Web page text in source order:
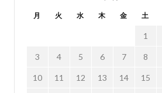
月 火 水 木 金 土
1
3 4 5 6 7 8
10 11 12 13 14 15